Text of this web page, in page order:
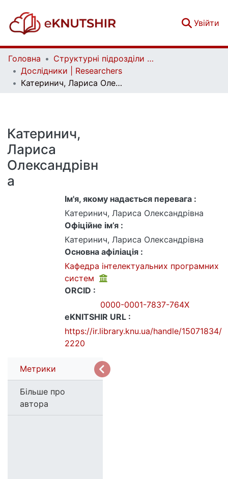
Увійти
Головна
Структурні підрозділи Київського національного університету імені Тараса Шевченка та Організації | Faculties, Institutes and Departments of Taras Shevchenko National University of Kyiv and Organizations
Дослідники | Researchers
Катеринич, Лариса Олександрівна
Катеринич,
Лариса
Олександрівн
а
Ім'я, якому надається перевага :
Катеринич, Лариса Олександрівна
Офіційне ім’я :
Катеринич, Лариса Олександрівна
Основна афіліація :
Кафедра інтелектуальних програмних
систем
ORCID :
0000-0001-7837-764X
eKNITSHIR URL :
https://ir.library.knu.ua/handle/15071834/
2220
Метрики
Більше про
автора